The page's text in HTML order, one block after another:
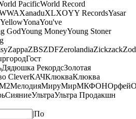
PacificWorld Record
XanaduXLXOYY RecordsYasar
YellowYonaYou've
GodYoung MoneyYoung Stoner
ZappaZBSZDFZerolandiaZickzack
Гост
Дядюшка РекордсЗолотая
CleverКАЧКлюкваКлюква
МелодияМируМирМКФОНОрфей
СияниеУльтраУльтра Продакшн
|По